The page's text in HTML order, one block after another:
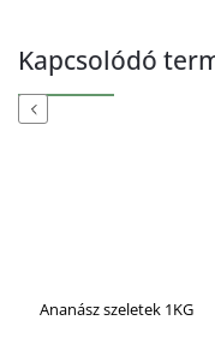
Kapcsolódó
Previous
Ananász szeletek 1KG